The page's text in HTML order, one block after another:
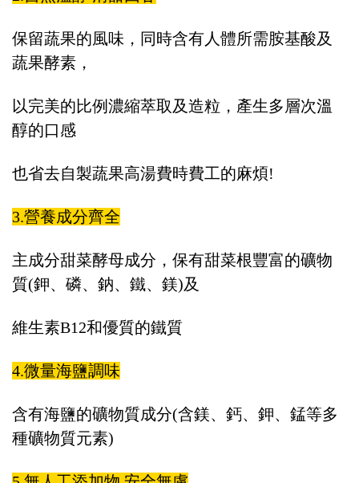
保留蔬果的風味，同時含有人體所需胺基酸及
蔬果酵素，
以完美的比例濃縮萃取及造粒，產生多層次溫
醇的口感
也省去自製蔬果高湯費時費工的麻煩!
3.營養成分齊全
主成分甜菜酵母成分，保有甜菜根豐富的礦物
質(鉀、磷、鈉、鐵、鎂)及
維生素B12和優質的鐵質
4.微量海鹽調味
含有海鹽的礦物質成分(含鎂、鈣、鉀、錳等多
種礦物質元素)